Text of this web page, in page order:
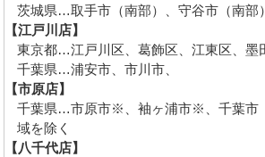
茨城県…取手市（南部）、守谷市（南部）
【江戸川店】
東京都…江戸川区、葛飾区、江東区、墨
千葉県…浦安市、市川市、
【市原店】
千葉県…市原市※、袖ヶ浦市※、千葉
域を除く
【八千代店】